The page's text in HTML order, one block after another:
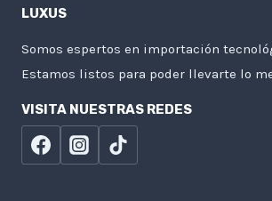
LUXUS
Somos espertos en importación
Estamos listos para poder llevarte lo
VISITA NUESTRAS REDES